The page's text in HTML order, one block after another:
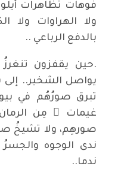
فوهات تظاهرات
ولا الهراوات ولا
بالدفع الرباعي ..
.حين يقفزون
يواصل الشخير..
تبرق صورُهُم في
غيمات ٌ مِن
صورهِم، ولا تشيخُ
ندى الوجوه
ندما..